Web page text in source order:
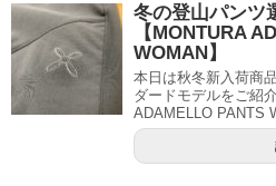
冬の登山パンツ
【MONTURA
WOMAN】
本日は秋冬新入荷商
ダードモデルをご紹
ADAMELLO PANTS